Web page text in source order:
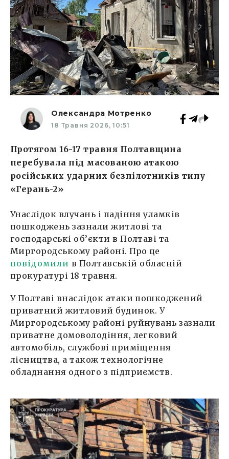
Олександра Мотренко
18 Травня 2026, 10:51
Протягом 16-17 травня Полтавщина
перебувала під масованою атакою
російських ударних безпілотників типу
«Герань-2»
Унаслідок влучань і падіння уламків
пошкоджень зазнали житлові та
господарські об’єкти в Полтаві та
Миргородському районі. Про це
повідомили в Полтавській обласній
прокуратурі 18 травня.
У Полтаві внаслідок атаки пошкоджений
приватний житловий будинок. У
Миргородському районі руйнувань зазнали
приватне домоволодіння, легковий
автомобіль, службові приміщення
лісництва, а також технологічне
обладнання одного з підприємств.